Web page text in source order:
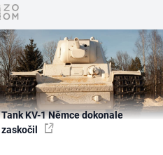
Tank KV-1 Němce dokonale
zaskočil